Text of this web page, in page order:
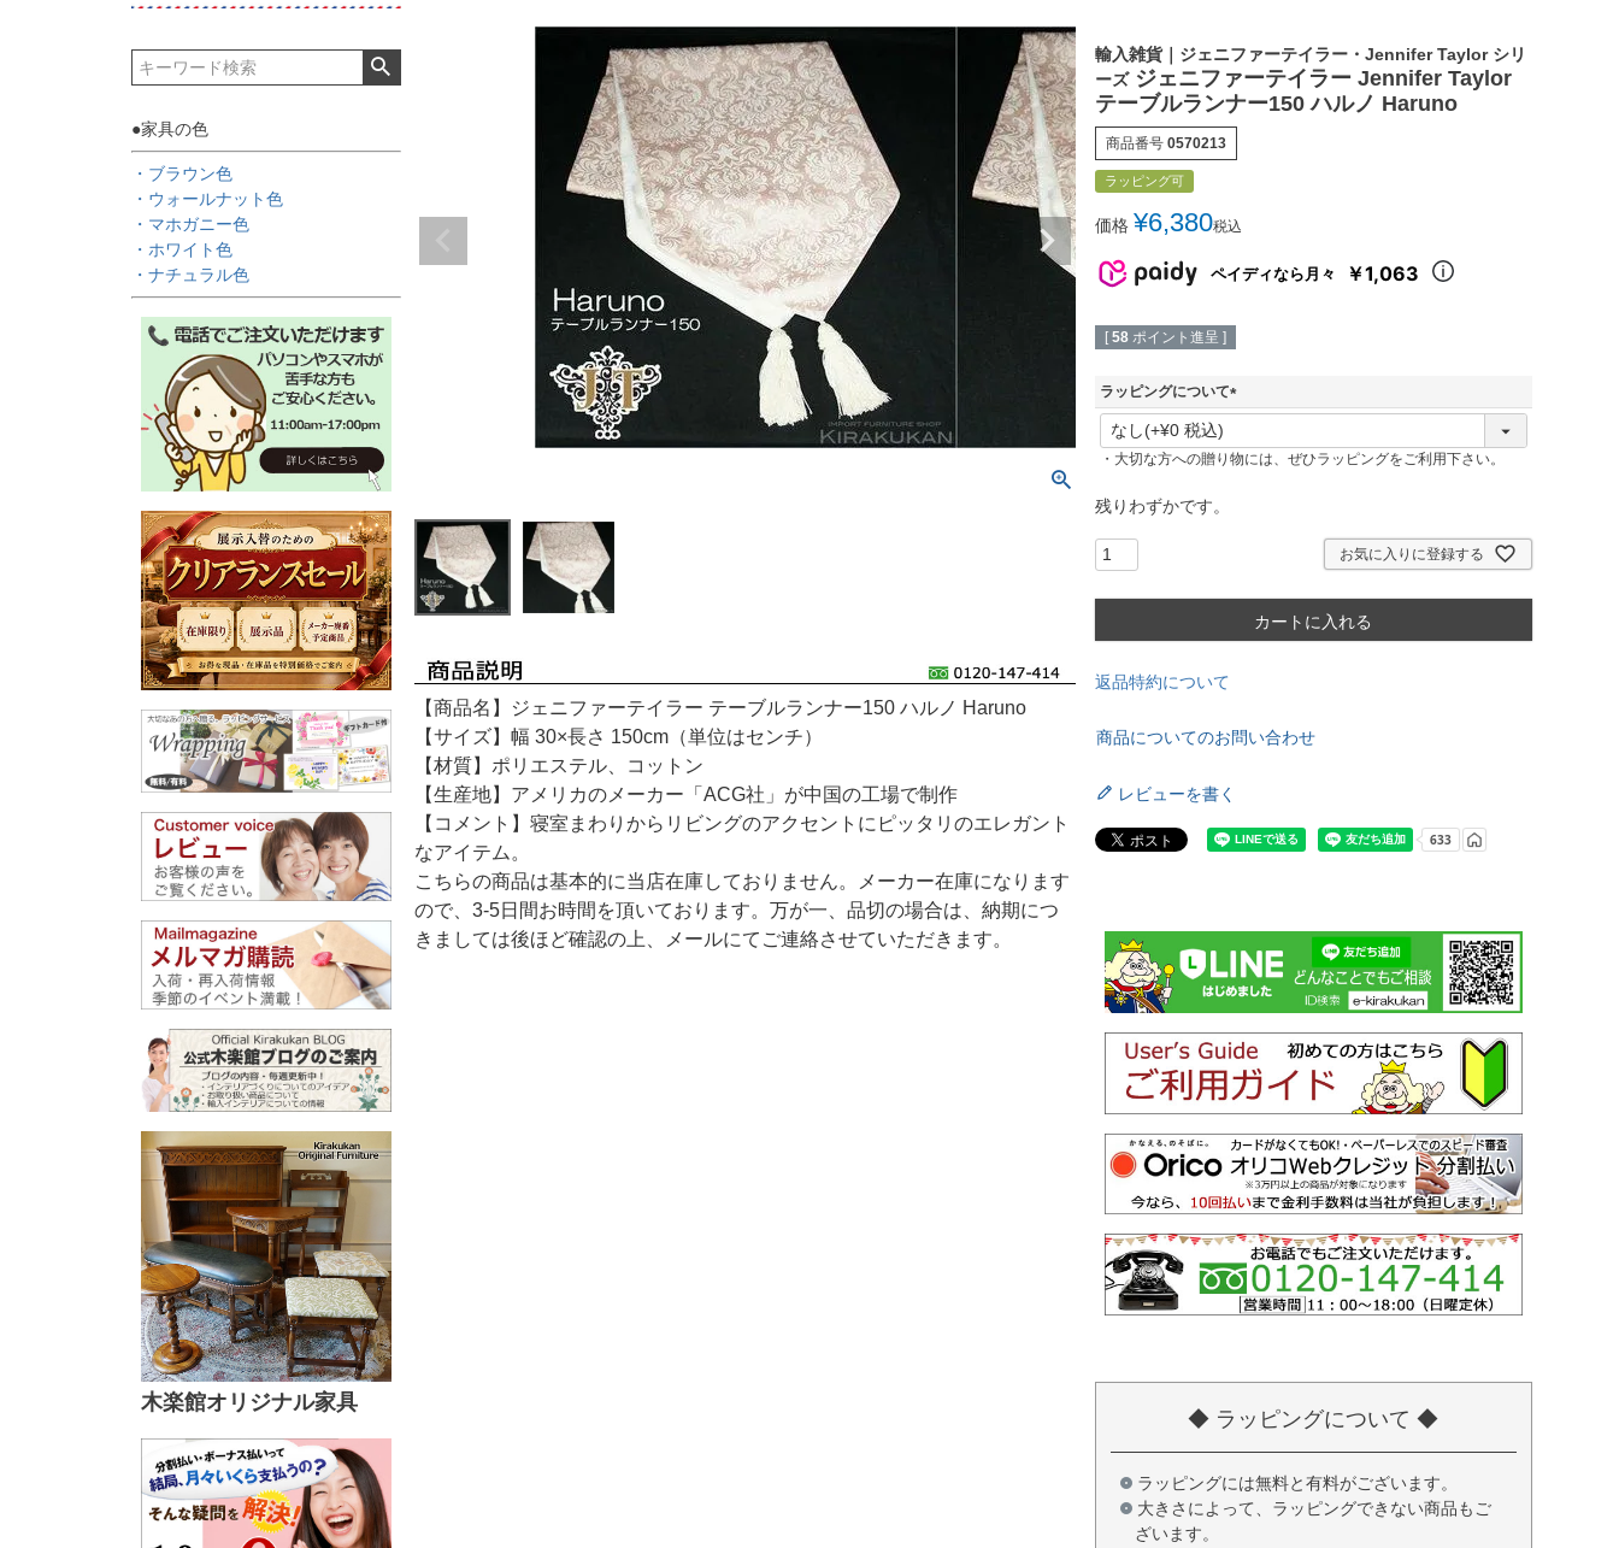
●家具の色
・ブラウン色
・ウォールナット色
・マホガニー色
・ホワイト色
・ナチュラル色
木楽館オリジナル家具
【商品名】ジェニファーテイラー テーブルランナー150 ハルノ Haruno
【サイズ】幅 30×長さ 150cm（単位はセンチ）
【材質】ポリエステル、コットン
【生産地】アメリカのメーカー「ACG社」が中国の工場で制作
【コメント】寝室まわりからリビングのアクセントにピッタリのエレガント
なアイテム。
こちらの商品は基本的に当店在庫しておりません。メーカー在庫になります
ので、3-5日間お時間を頂いております。万が一、品切の場合は、納期につ
きましては後ほど確認の上、メールにてご連絡させていただきます。
輸入雑貨｜ジェニファーテイラー・Jennifer Taylor シリ
ーズ ジェニファーテイラー Jennifer Taylor
テーブルランナー150 ハルノ Haruno
商品番号 0570213
ラッピング可
価格 ¥6,380税込
ペイディなら月々 ￥1,063
[ 58 ポイント進呈 ]
ラッピングについて
(
須
・大切な方への贈り物には、ぜひラッピングをご利用下さい。
残りわずかです。
お気に入りに登録する
カートに入れる
返品特約について
商品についてのお問い合わせ
レビューを書く
◆ ラッピングについて ◆
ラッピングには無料と有料がございます。
大きさによって、ラッピングできない商品もご
ざいます。